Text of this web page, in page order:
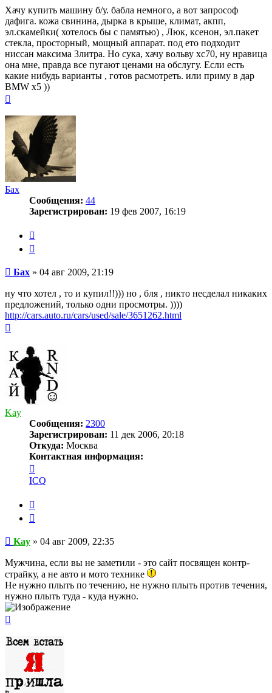
Хачу купить машину б/у. бабла немного, а вот запрософ
дафига. кожа свинина, дырка в крыше, климат, акпп,
эл.скамейки( хотелось бы с памятью) , Люк, ксенон, эл.пакет
стекла, просторный, мощный аппарат. под ето подходит
ниссан максима 3литра. Но сука, хачу вольву хс70, ну нравица
она мне, правда все пугают ценами на обслугу. Если есть
какие нибудь варианты , готов расмотреть. или приму в дар
BMW х5 ))
началу
Бах
Сообщения: 44
Зарегистрирован: 19 фев 2007, 16:19
Сообщение
Бах » 04 авг 2009, 21:19
ну что хотел , то и купил!!))) но , бля , никто несделал никаких
предложений, только одни просмотры. ))))
http://cars.auto.ru/cars/used/sale/3651262.html
началу
Kay
Сообщения: 2300
Зарегистрирован: 11 дек 2006, 20:18
Откуда: Москва
Контактная информация:
информация
пользователя
ICQ
Сообщение
Kay » 04 авг 2009, 22:35
Мужчина, если вы не заметили - это сайт посвящен контр-
страйку, а не авто и мото технике
Не нужно плыть по течению, не нужно плыть против течения,
нужно плыть туда - куда нужно.
началу